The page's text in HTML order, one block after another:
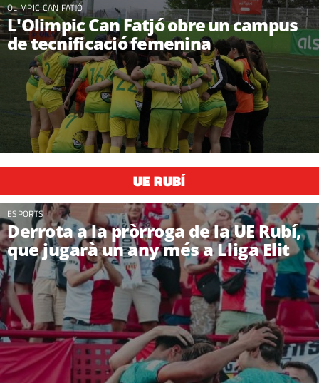
OLIMPIC CAN FATJÓ
L'Olimpic Can Fatjó obre un campus
de tecnificació femenina
UE RUBÍ
ESPORTS
Derrota a la pròrroga de la UE Rubí,
que jugarà un any més a Lliga Elit